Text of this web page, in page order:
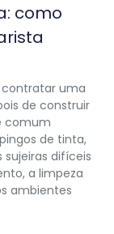
como
uma
de construir
comum
de tinta,
difíceis
a limpeza
ambientes